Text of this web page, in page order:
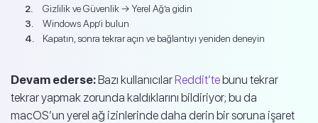
Gizlilik ve Güvenlik → Yerel Ağ’a gidin
Windows App’i bulun
Kapatın, sonra tekrar açın ve bağlantıyı yeniden deneyin
Devam ederse:Bazı kullanıcılarReddit’tebunu tekrar
tekrar yapmak zorunda kaldıklarını bildiriyor; bu da
macOS’un yerel ağ izinlerinde daha derin bir soruna işaret